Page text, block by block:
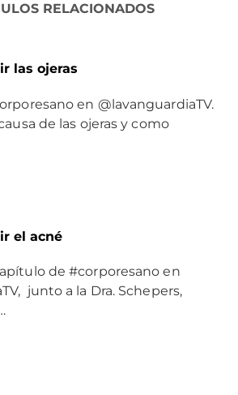
RELACIONADOS
las ojeras
en @lavanguardiaTV.
de las ojeras y como
el acné
de #corporesano en
junto a la Dra. Schepers,